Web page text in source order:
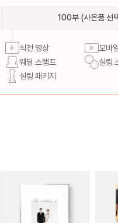
100부 (사은품 선
식전 영상
모바
웨딩 스탬프
실링
실링 패키지